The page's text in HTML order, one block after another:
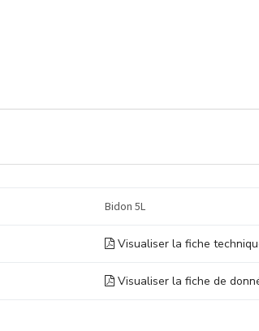
Bidon 5L
Visualiser la fiche
Visualiser la fiche de